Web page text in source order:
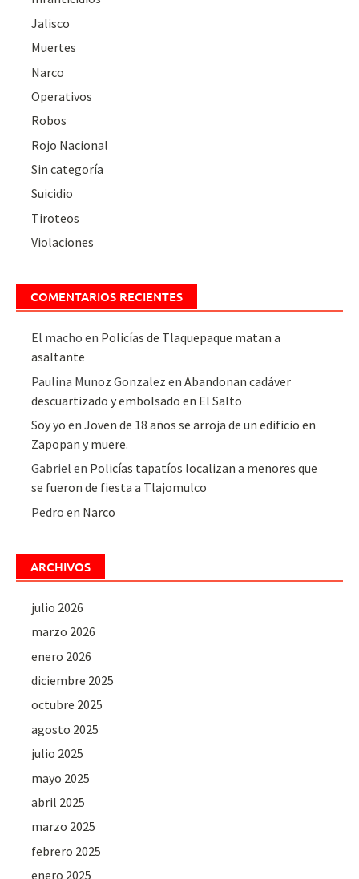
Jalisco
Muertes
Narco
Operativos
Robos
Rojo Nacional
Sin categoría
Suicidio
Tiroteos
Violaciones
COMENTARIOS RECIENTES
El macho en Policías de Tlaquepaque matan a
asaltante
Paulina Munoz Gonzalez enAbandonan cadáver
descuartizado y embolsado en El Salto
Soy yo enJoven de 18 años se arroja de un edificio en
Zapopan y muere.
Gabriel en Policías tapatíos localizan a menores que
se fueron de fiesta a Tlajomulco
Pedro en Narco
ARCHIVOS
julio 2026
marzo 2026
enero 2026
diciembre 2025
octubre 2025
agosto 2025
julio 2025
mayo 2025
abril 2025
marzo 2025
febrero 2025
enero 2025